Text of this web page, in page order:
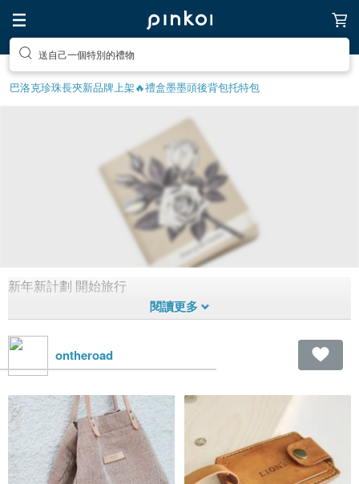
送自己一個特別的禮物
巴洛克珍珠長夾新品牌上架🔥禮盒墨墨頭後背包托特包
Bon Voyage旅行記
新年新計劃 開始旅行
ontheroad